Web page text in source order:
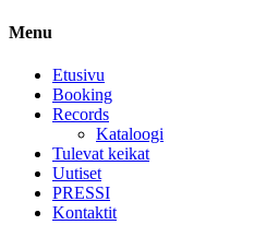
Menu
Etusivu
Booking
Records
Kataloogi
Tulevat keikat
Uutiset
PRESSI
Kontaktit